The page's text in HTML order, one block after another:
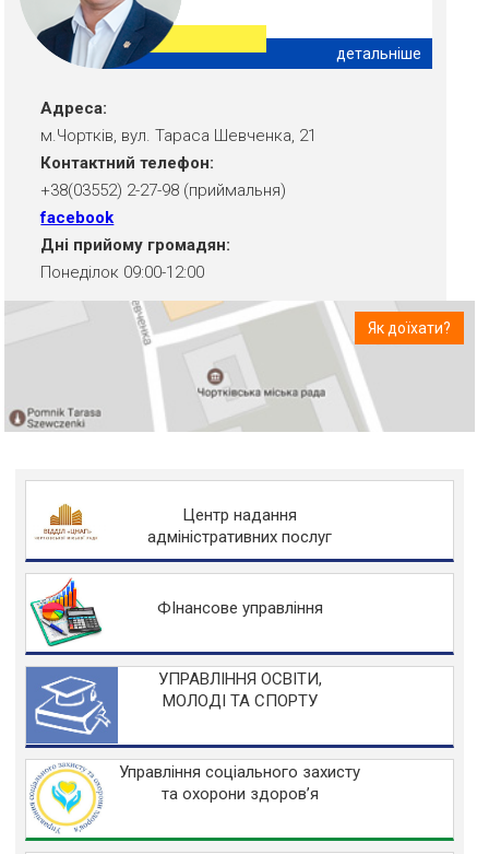
детальніше
Адреса:
м.Чортків, вул. Тараса Шевченка, 21
Контактний телефон:
+38(03552) 2-27-98 (приймальня)
facebook
Дні прийому громадян:
Понеділок 09:00-12:00
Як доїхати?
Центр надання
адміністративних послуг
ФІнансове управління
УПРАВЛІННЯ ОСВІТИ,
МОЛОДІ ТА СПОРТУ
Управління соціального захисту
та охорони здоров’я